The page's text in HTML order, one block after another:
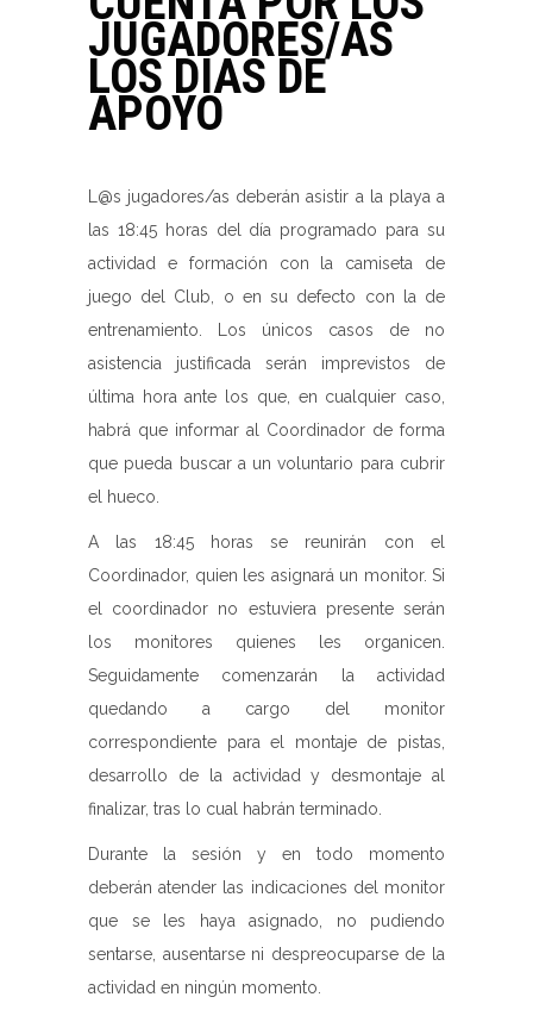
JUGADORES/AS
LOS DÍAS DE
APOYO
L@s jugadores/as deberán asistir a la playa a
las 18:45 horas del día programado para su
actividad e formación con la camiseta de
juego del Club, o en su defecto con la de
entrenamiento. Los únicos casos de no
asistencia justificada serán imprevistos de
última hora ante los que, en cualquier caso,
habrá que informar al Coordinador de forma
que pueda buscar a un voluntario para cubrir
el hueco.
A las 18:45 horas se reunirán con el
Coordinador, quien les asignará un monitor. Si
el coordinador no estuviera presente serán
los monitores quienes les organicen.
Seguidamente comenzarán la actividad
quedando a cargo del monitor
correspondiente para el montaje de pistas,
desarrollo de la actividad y desmontaje al
finalizar, tras lo cual habrán terminado.
Durante la sesión y en todo momento
deberán atender las indicaciones del monitor
que se les haya asignado, no pudiendo
sentarse, ausentarse ni despreocuparse de la
actividad en ningún momento.